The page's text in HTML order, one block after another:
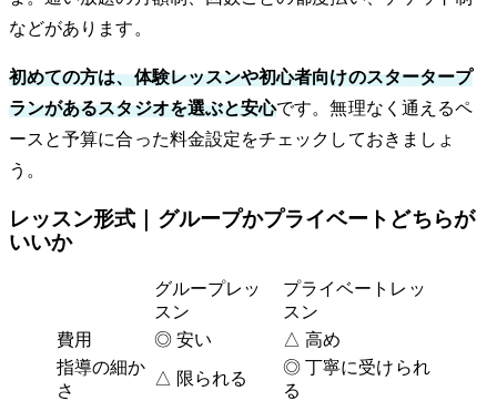
などがあります。
初めての方は、体験レッスンや初心者向けのスタータープ
ランがあるスタジオを選ぶと安心です。無理なく通えるペ
ースと予算に合った料金設定をチェックしておきましょ
う。
レッスン形式｜グループかプライベートどちらが
いいか
グループレッ
スン
プライベートレッ
スン
費用
◎ 安い
△ 高め
指導の細か
さ
△ 限られる
◎ 丁寧に受けられ
る